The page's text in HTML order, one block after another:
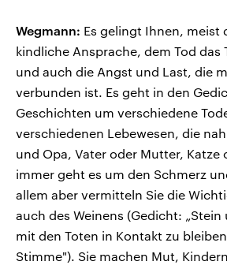
Wegmann: Es gelingt Ihnen, meist
kindliche Ansprache, dem Tod das
und auch die Angst und Last, die
verbunden ist. Es geht in den
Geschichten um verschiedene
verschiedenen Lebewesen, die
und Opa, Vater oder Mutter, Katze
immer geht es um den Schmerz
allem aber vermitteln Sie die
auch des Weinens (Gedicht: „Stein
mit den Toten in Kontakt zu
Stimme"). Sie machen Mut,